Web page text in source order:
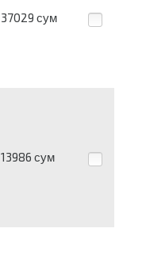
37029 сум
13986 сум